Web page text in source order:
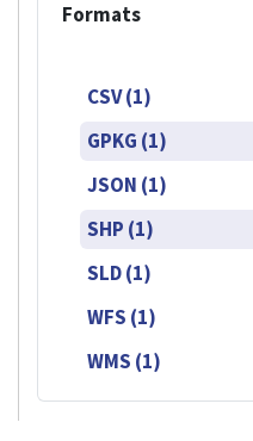
Formats
CSV (1)
GPKG (1)
JSON (1)
SHP (1)
SLD (1)
WFS (1)
WMS (1)